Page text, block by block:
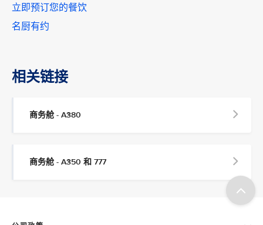
立即预订您的餐饮
名厨有约
相关链接
商务舱 - A380
商务舱 - A350 和 777